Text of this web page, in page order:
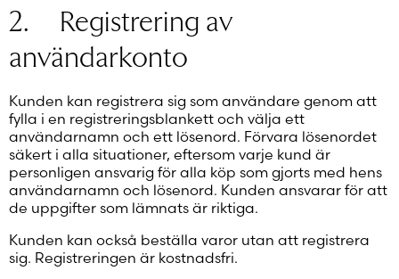
2. Registrering av
användarkonto
Kunden kan registrera sig som användare genom att
fylla i en registreringsblankett och välja ett
användarnamn och ett lösenord. Förvara lösenordet
säkert i alla situationer, eftersom varje kund är
personligen ansvarig för alla köp som gjorts med hens
användarnamn och lösenord. Kunden ansvarar för att
de uppgifter som lämnats är riktiga.
Kunden kan också beställa varor utan att registrera
sig. Registreringen är kostnadsfri.